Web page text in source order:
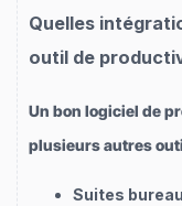
Quelles
outil de
Un bon logiciel de
plusieurs autres
Suites